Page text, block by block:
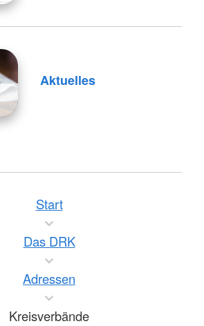
Aktuelles
Start
Das DRK
Adressen
Kreisverbände